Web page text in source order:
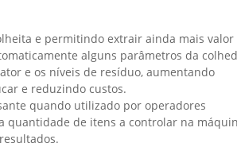
e permitindo extrair ainda mais valor
alguns parâmetros da
e os níveis de resíduo, aumentando
e reduzindo custos.
quando utilizado por operadores
quantidade de itens a controlar na